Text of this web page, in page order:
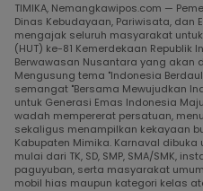
TIMIKA, Nemangkawipos.com —
Dinas Kebudayaan, Pariwisata, dan
mengajak seluruh masyarakat
(HUT) ke-81 Kemerdekaan
Berwawasan Nusantara yang akan
Mengusung tema "Indonesia
semangat "Bersama Mewujudkan
untuk Generasi Emas Indonesia
wadah mempererat persatuan,
sekaligus menampilkan kekayaan
Kabupaten Mimika. Karnaval
mulai dari TK, SD, SMP, SMA/SMK,
paguyuban, serta masyarakat
mobil hias maupun kategori kelas